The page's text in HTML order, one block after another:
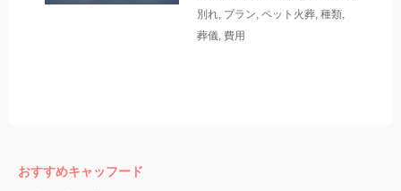
別れ, プラン, ペット火葬, 種類,
葬儀, 費用
おすすめキャッフード